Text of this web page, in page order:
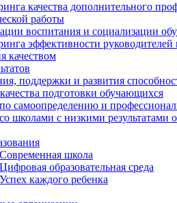
качества дополнительного
работы
воспитания и социализации
эффективности
качеством
поддержки и развития
подготовки обучающихся
самоопределению и
школами с низкими результатами
школа
образовательная среда
каждого ребенка